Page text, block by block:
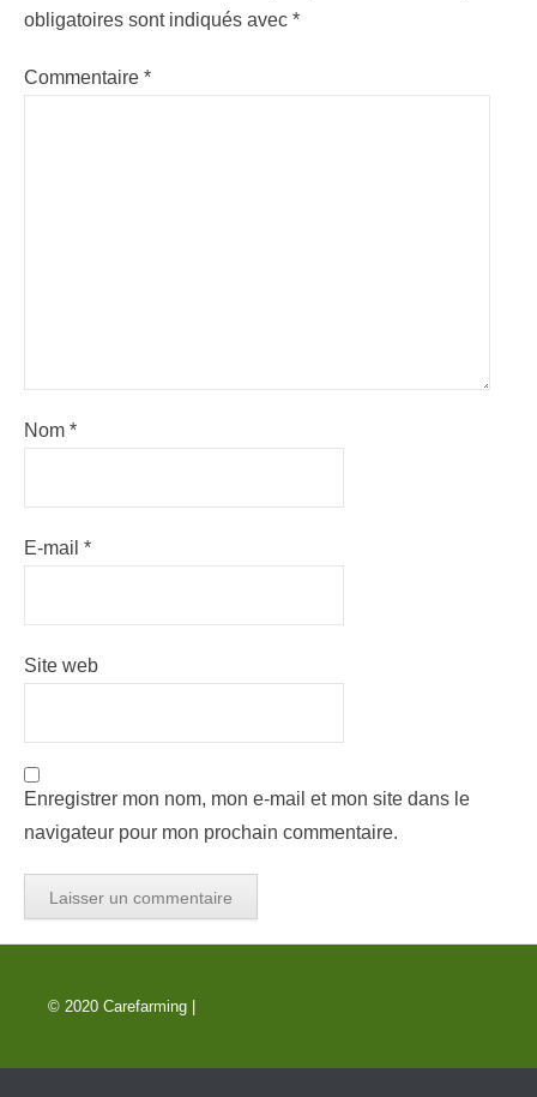
articles
obligatoires sont indiqués avec *
Commentaire *
Nom *
E-mail *
Site web
Enregistrer mon nom, mon e-mail et mon site dans le
navigateur pour mon prochain commentaire.
© 2020 Carefarming |